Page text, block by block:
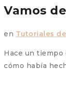
Vamos
en Tutoriales
Hace un tiempo
cómo había